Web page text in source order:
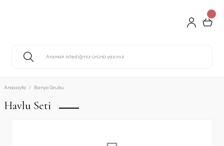
Anasayfa Banyo Grubu
Havlu Seti